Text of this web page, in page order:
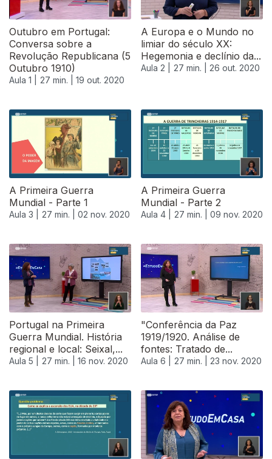
Outubro em Portugal:
Conversa sobre a
Revolução Republicana (5
Outubro 1910)
Aula 1 | 27 min. | 19 out. 2020
A Europa e o Mundo no
limiar do século XX:
Hegemonia e declínio da...
Aula 2 | 27 min. | 26 out. 2020
A Primeira Guerra
Mundial - Parte 1
Aula 3 | 27 min. | 02 nov. 2020
A Primeira Guerra
Mundial - Parte 2
Aula 4 | 27 min. | 09 nov. 2020
Portugal na Primeira
Guerra Mundial. História
regional e local: Seixal,...
Aula 5 | 27 min. | 16 nov. 2020
"Conferência da Paz
1919/1920. Análise de
fontes: Tratado de...
Aula 6 | 27 min. | 23 nov. 2020